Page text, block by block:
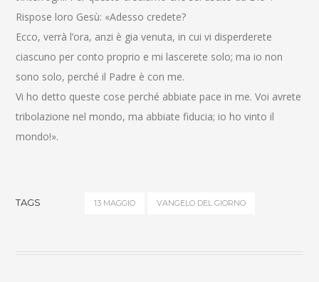
Rispose loro Gesù: «Adesso credete?
Ecco, verrà l’ora, anzi è gia venuta, in cui vi disperderete
ciascuno per conto proprio e mi lascerete solo; ma io non
sono solo, perché il Padre è con me.
Vi ho detto queste cose perché abbiate pace in me. Voi avrete
tribolazione nel mondo, ma abbiate fiducia; io ho vinto il
mondo!».
TAGS 13 MAGGIO VANGELO DEL GIORNO